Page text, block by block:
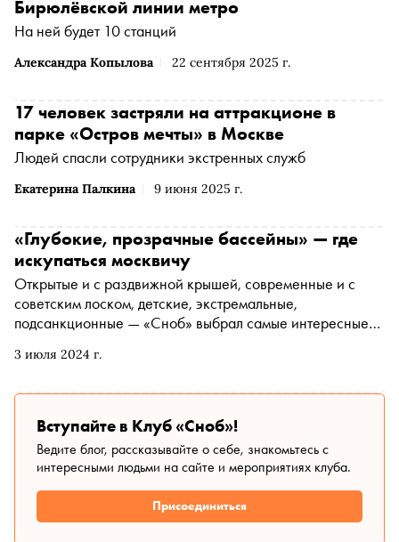
Александра Копылова 22 сентября 2025 г.
Бирюлёвской линии метро
На ней будет 10 станций
Екатерина Палкина 9 июня 2025 г.
17 человек застряли на аттракционе в
парке «Остров мечты» в Москве
Людей спасли сотрудники экстренных служб
3 июля 2024 г.
«Глубокие, прозрачные бассейны» — где
искупаться москвичу
Открытые и с раздвижной крышей, современные и с
советским лоском, детские, экстремальные,
подсанкционные — «Сноб» выбрал самые интересные
Вступайте в Клуб «Сноб»!
Ведите блог, рассказывайте о себе, знакомьтесь с
интересными людьми на сайте и мероприятиях клуба.
Присоединиться